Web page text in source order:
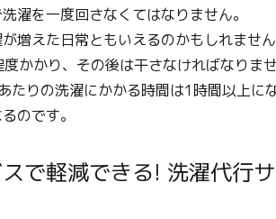
濯を一度回さなくてはなりません。
増えた日常ともいえるのかもしれませ
かかり、その後は干さなければなりま
たりの洗濯にかかる時間は1時間以上
のです。
で軽減できる! 洗濯代行